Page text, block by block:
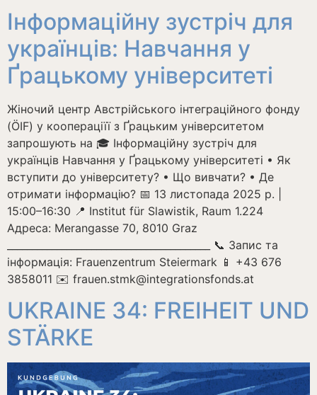
Інформаційну зустріч для
українців: Навчання у
Ґрацькому університеті
Жіночий центр Австрійського інтеграційного фонду
(ÖIF) у коопераціїї з Ґрацьким університетом
запрошують на 🎓 Інформаційну зустріч для
українців Навчання у Ґрацькому університеті • Як
вступити до університету? • Що вивчати? • Де
отримати інформацію? 📅 13 листопада 2025 р. |
15:00–16:30 📍 Institut für Slawistik, Raum 1.224
Адреса: Merangasse 70, 8010 Graz
_________________________________________ 📞 Запис та
інформація: Frauenzentrum Steiermark 📱 +43 676
3858011 ✉️ frauen.stmk@integrationsfonds.at
UKRAINE 34: FREIHEIT UND
STÄRKE